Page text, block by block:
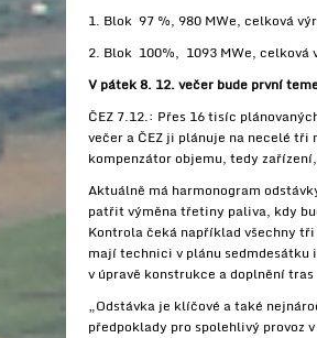
1. Blok 97 %, 980 MWe, celková
2. Blok 100%, 1093 MWe, celková
V pátek 8. 12. večer bude první
ČEZ 7.12.: Přes 16 tisíc
večer a ČEZ ji plánuje na necelé
kompenzátor objemu, tedy
Aktuálně má harmonogram
patřit výměna třetiny paliva, kdy
Kontrola čeká například všechny
mají technici v plánu
v úpravě konstrukce a doplnění
„Odstávka je klíčové a také
předpoklady pro spolehlivý provoz